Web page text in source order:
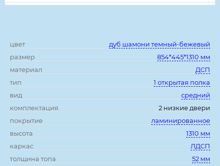
цвет
дуб шамони темный-бежевый
размер
854*445*1310 мм
материал
ДСП
тип
1 открытая полка
вид
средний
комплектация
2 низкие двери
покрытие
ламинированное
высота
1310 мм
каркас
ЛДСП
толщина топа
52 мм